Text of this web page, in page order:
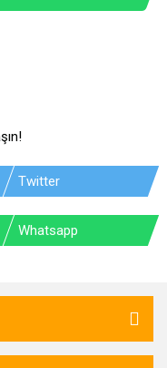
Twitter
Whatsapp